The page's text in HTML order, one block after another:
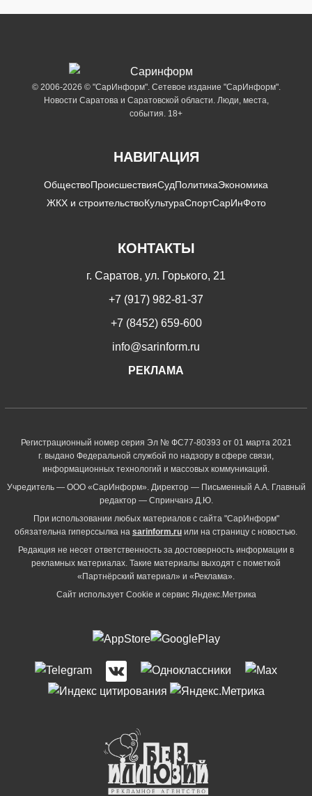
© 2006-2026 © "СарИнформ". Сетевое издание "СарИнформ".
Новости Саратова и Саратовской области. Люди, места,
события. 18+
НАВИГАЦИЯ
ОбществоПроисшествияСудПолитикаЭкономика
ЖКХ и строительствоКультураСпортСарИнФото
КОНТАКТЫ
г. Саратов, ул. Горького, 21
+7 (917) 982-81-37
+7 (8452) 659-600
info@sarinform.ru
РЕКЛАМА
Регистрационный номер серия Эл № ФС77-80393 от 01 марта 2021
г. выдано Федеральной службой по надзору в сфере связи,
информационных технологий и массовых коммуникаций.
Учредитель — ООО «СарИнформ». Директор — Письменный А.А. Главный
редактор — Спринчанэ Д.Ю.
При использовании любых материалов с сайта "СарИнформ"
обязательна гиперссылка на sarinform.ru или на страницу с новостью.
Редакция не несет ответственность за достоверность информации в
рекламных материалах. Такие материалы выходят с пометкой
«Партнёрский материал» и «Реклама».
Сайт использует Cookie и сервиc Яндекс.Метрика